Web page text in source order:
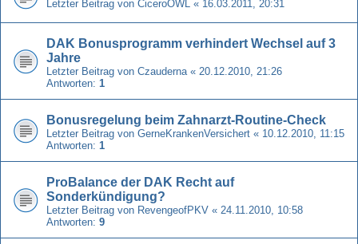
Letzter Beitrag von CiceroOWL « 16.03.2011, 20:31
DAK Bonusprogramm verhindert Wechsel auf 3
Jahre
Letzter Beitrag von Czauderna « 20.12.2010, 21:26
Antworten: 1
Bonusregelung beim Zahnarzt-Routine-Check
Letzter Beitrag von GerneKrankenVersichert « 10.12.2010, 11:15
Antworten: 1
ProBalance der DAK Recht auf
Sonderkündigung?
Letzter Beitrag von RevengeofPKV « 24.11.2010, 10:58
Antworten: 9